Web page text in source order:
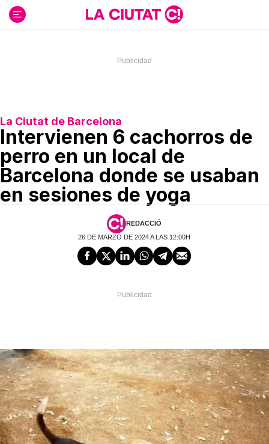
contenido
La Ciutat de Barcelona
Intervienen 6 cachorros de
perro en un local de
Barcelona donde se usaban
en sesiones de yoga
REDACCIÓ
26 DE MARZO DE 2024 A LAS 12:00H